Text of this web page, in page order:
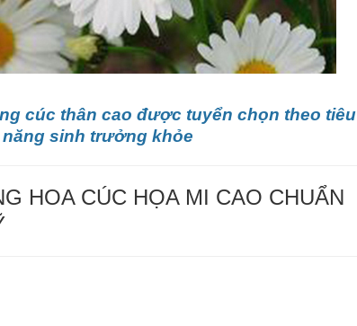
cúc thân cao được tuyển chọn theo tiêu
sinh trưởng khỏe
HOA CÚC HỌA MI CAO CHUẨN